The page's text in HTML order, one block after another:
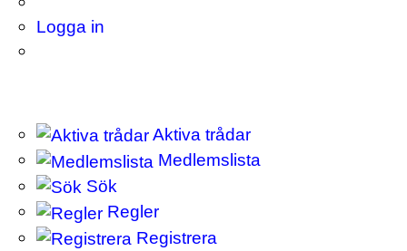
Logga in
Aktiva trådar
Medlemslista
Sök
Regler
Registrera